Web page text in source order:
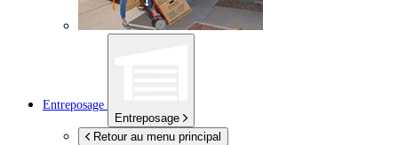
Entreposage
Entreposage
Retour au menu principal